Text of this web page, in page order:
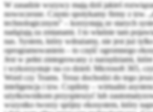
W zasadzie wszyscy mają dziś jakieś
nowoczesne. Często spotykamy firmy z tzw.
technologicznym” – korzystają ze starych
nadążają za zmianami. I to właśnie tam
nas. System, który wdrażamy, nie jest już
oprogramowaniem – to część ogromnego
Jest w pełni zintegrowany z narzędziami,
i wykorzystuje na co dzień: Microsoft 365,
Word czy Teams. Teraz dochodzi do tego
inteligencja i tzw. Copiloty – wirtualni
użytkownikom przyspieszyć lub
wszystko tworzy spójny ekosystem, który